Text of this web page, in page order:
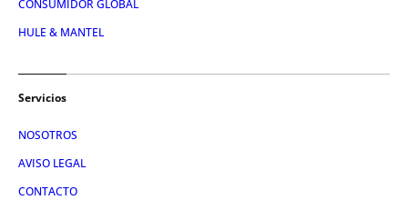
CONSUMIDOR GLOBAL
HULE & MANTEL
Servicios
NOSOTROS
AVISO LEGAL
CONTACTO